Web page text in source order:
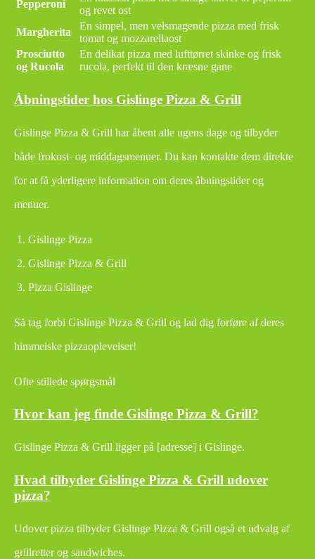
Pepperoni
og revet ost
Margherita
En simpel, men velsmagende pizza med frisk
tomat og mozzarellaost
Prosciutto
og Rucola
En delikat pizza med lufttørret skinke og frisk
rucola, perfekt til den kræsne gane
Åbningstider hos Gislinge Pizza & Grill
Gislinge Pizza & Grill har åbent alle ugens dage og tilbyder
både frokost- og middagsmenuer. Du kan kontakte dem direkte
for at få yderligere information om deres åbningstider og
menuer.
Gislinge Pizza
Gislinge Pizza & Grill
Pizza Gislinge
Så tag forbi Gislinge Pizza & Grill og lad dig forføre af deres
himmelske pizzaoplevelser!
Ofte stillede spørgsmål
Hvor kan jeg finde Gislinge Pizza & Grill?
Gislinge Pizza & Grill ligger på [adresse] i Gislinge.
Hvad tilbyder Gislinge Pizza & Grill udover
pizza?
Udover pizza tilbyder Gislinge Pizza & Grill også et udvalg af
grillretter og sandwiches.